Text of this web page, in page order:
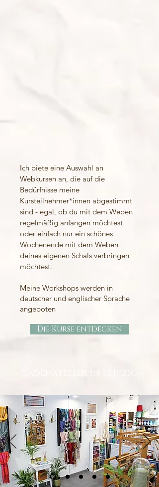
Ich biete eine Auswahl an
Webkursen an, die auf die
Bedürfnisse meine
Kursteilnehmer*innen abgestimmt
sind - egal, ob du mit dem Weben
regelmäßig anfangen möchtest
oder einfach nur ein schönes
Wochenende mit dem Weben
deines eigenen Schals verbringen
möchtest.
Meine Workshops werden in
deutscher und englischer Sprache
angeboten
Die Kurse entdecken